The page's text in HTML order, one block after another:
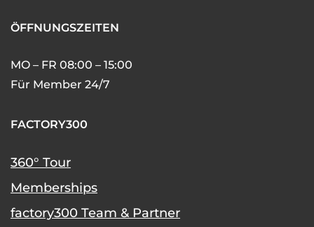
ÖFFNUNGSZEITEN
MO – FR 08:00 – 15:00
Für Member 24/7
FACTORY300
360° Tour
Memberships
factory300 Team & Partner